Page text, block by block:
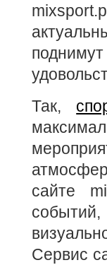
Так,
сайте
Сервис